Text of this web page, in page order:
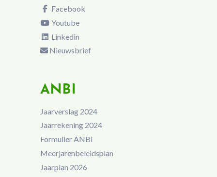
Facebook
Youtube
Linkedin
Nieuwsbrief
ANBI
Jaarverslag 2024
Jaarrekening 2024
Formulier ANBI
Meerjarenbeleidsplan
Jaarplan 2026